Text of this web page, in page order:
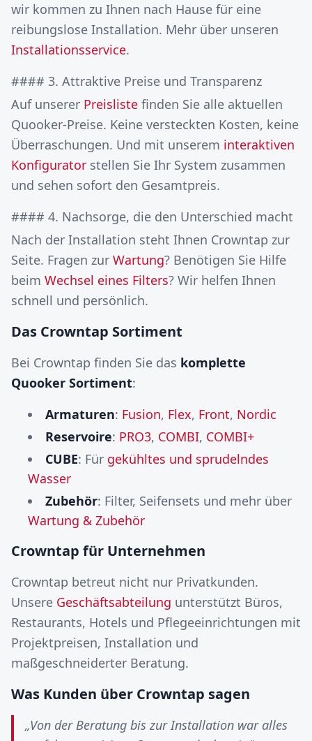
wir kommen zu Ihnen nach Hause für eine
reibungslose Installation. Mehr über unseren
Installationsservice.
#### 3. Attraktive Preise und Transparenz
Auf unserer Preisliste finden Sie alle aktuellen
Quooker-Preise. Keine versteckten Kosten, keine
Überraschungen. Und mit unserem interaktiven
Konfigurator stellen Sie Ihr System zusammen
und sehen sofort den Gesamtpreis.
#### 4. Nachsorge, die den Unterschied macht
Nach der Installation steht Ihnen Crowntap zur
Seite. Fragen zur Wartung? Benötigen Sie Hilfe
beim Wechsel eines Filters? Wir helfen Ihnen
schnell und persönlich.
Das Crowntap Sortiment
Bei Crowntap finden Sie das komplette
Quooker Sortiment:
Armaturen: Fusion, Flex, Front, Nordic
Reservoire: PRO3, COMBI, COMBI+
CUBE: Für gekühltes und sprudelndes
Wasser
Zubehör: Filter, Seifensets und mehr über
Wartung & Zubehör
Crowntap für Unternehmen
Crowntap betreut nicht nur Privatkunden.
Unsere Geschäftsabteilung unterstützt Büros,
Restaurants, Hotels und Pflegeeinrichtungen mit
Projektpreisen, Installation und
maßgeschneiderter Beratung.
Was Kunden über Crowntap sagen
„Von der Beratung bis zur Installation war alles